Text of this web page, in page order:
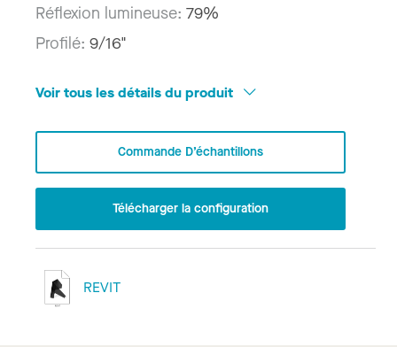
Réflexion lumineuse: 79%
Profilé: 9/16"
Voir tous les détails du produit
Commande D’échantillons
Télécharger la configuration
REVIT